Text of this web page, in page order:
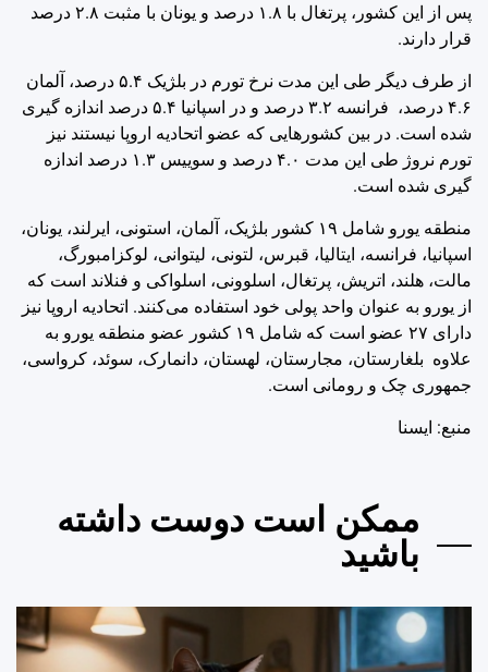
پس از این کشور، پرتغال با ۱.۸ درصد و یونان با مثبت ۲.۸ درصد
قرار دارند.
از طرف دیگر طی این مدت نرخ تورم در بلژیک ۵.۴ درصد، آلمان
۴.۶ درصد، فرانسه ۳.۲ درصد و در اسپانیا ۵.۴ درصد اندازه گیری
شده است. در بین کشورهایی که عضو اتحادیه اروپا نیستند نیز
تورم نروژ طی این مدت ۴.۰ درصد و سوییس ۱.۳ درصد اندازه
گیری شده است.
منطقه یورو شامل ۱۹ کشور بلژیک، آلمان، استونی، ایرلند، یونان،
اسپانیا، فرانسه، ایتالیا، قبرس، لتونی، لیتوانی، لوکزامبورگ،
مالت، هلند، اتریش، پرتغال، اسلوونی، اسلواکی و فنلاند است که
از یورو به عنوان واحد پولی خود استفاده می‌کنند. اتحادیه اروپا نیز
دارای ۲۷ عضو است که شامل ۱۹ کشور عضو منطقه یورو به
علاوه بلغارستان، مجارستان، لهستان، دانمارک، سوئد، کرواسی،
جمهوری چک و رومانی است.
منبع: ايسنا
ممکن است دوست داشته
باشید